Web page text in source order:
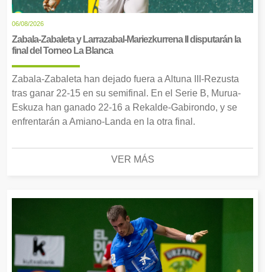
06/08/2026
Zabala-Zabaleta y Larrazabal-Mariezkurrena II disputarán la
final del Torneo La Blanca
Zabala-Zabaleta han dejado fuera a Altuna III-Rezusta
tras ganar 22-15 en su semifinal. En el Serie B, Murua-
Eskuza han ganado 22-16 a Rekalde-Gabirondo, y se
enfrentarán a Amiano-Landa en la otra final.
VER MÁS